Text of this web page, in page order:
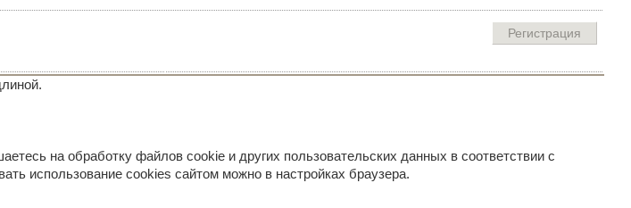
на обработку файлов cookie и других пользовательских данных в соответствии с
использование cookies сайтом можно в настройках браузера.